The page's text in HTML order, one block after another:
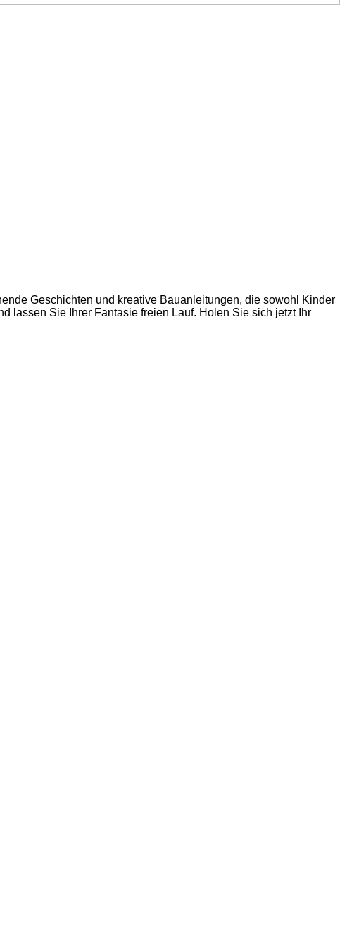
Geschichten und kreative Bauanleitungen, die sowohl Kinder
lassen Sie Ihrer Fantasie freien Lauf. Holen Sie sich jetzt Ihr